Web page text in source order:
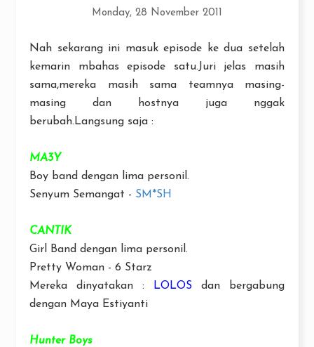
Monday, 28 November 2011
Nah sekarang ini masuk episode ke dua setelah
kemarin mbahas episode satu.Juri jelas masih
sama,mereka masih sama teamnya masing-
masing dan hostnya juga nggak
berubah.Langsung saja :
MA3Y
Boy band dengan lima personil.
Senyum Semangat - SM*SH
CANTIK
Girl Band dengan lima personil.
Pretty Woman - 6 Starz
Mereka dinyatakan :
LOLOS dan bergabung
dengan Maya Estiyanti
Hunter Boys